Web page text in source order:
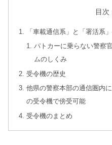
目次
「車載通信系」と「署活系
パトカーに乗らない警察
ムのしくみ
受令機の歴史
他県の警察本部の通信圏内
の受令機で傍受可能
受令機のまとめ